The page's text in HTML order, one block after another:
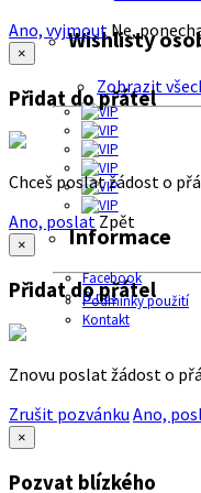
Wishlisty
Zobrazit
Informace
Facebook
O nás
Podmínky použití
Kontakt
Ano, vyjmout Ne,
×
Přidat do přátel
Chceš poslat žádost o
Ano, poslat Zpět
×
Přidat do přátel
Znovu poslat žádost o
Zrušit pozvánku Ano,
×
Pozvat blízkého